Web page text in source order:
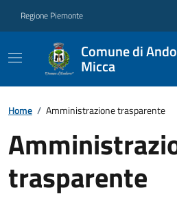
Regione Piemonte
Comune di
Micca
Home / Amministrazione trasparente
trasparente